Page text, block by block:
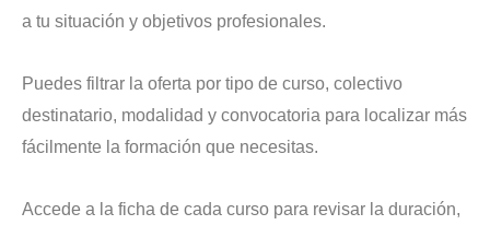
a tu situación y objetivos profesionales.
Puedes filtrar la oferta por tipo de curso, colectivo
destinatario, modalidad y convocatoria para localizar más
fácilmente la formación que necesitas.
Accede a la ficha de cada curso para revisar la duración,